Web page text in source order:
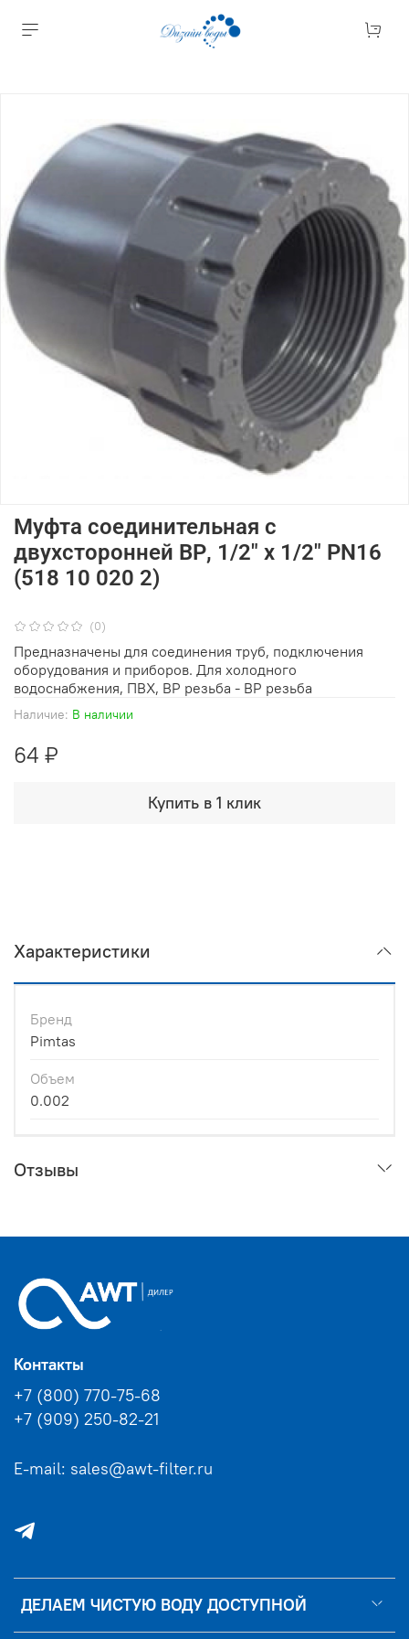
(0)
Наличие: В наличии
Муфта соединительная с
двухсторонней ВР, 1/2" х 1/2" PN16
(518 10 020 2)
64 ₽
Купить в 1 клик
Предназначены для соединения труб, подключения
оборудования и приборов. Для холодного
водоснабжения, ПВХ, ВР резьба - ВР резьба
Характеристики
Бренд
Pimtas
Объем
0.002
Отзывы
ДЕЛАЕМ ЧИСТУЮ ВОДУ ДОСТУПНОЙ
Контакты
+7 (800) 770-75-68
+7 (909) 250-82-21
E-mail: sales@awt-filter.ru